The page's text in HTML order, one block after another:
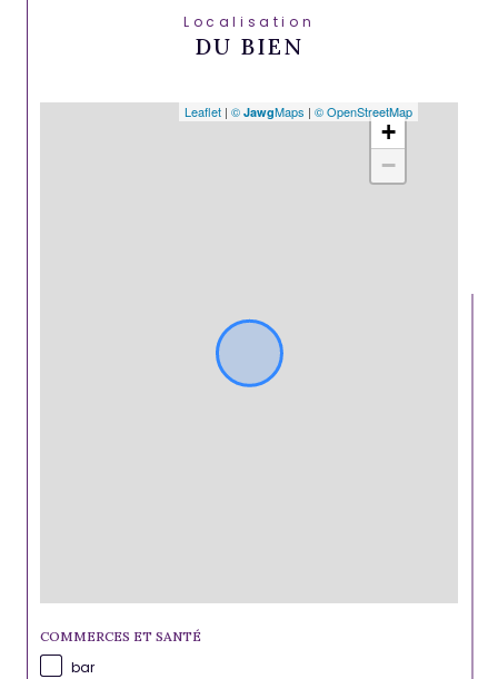
Localisation
DU BIEN
+
−
Leaflet | © JawgMaps | © OpenStreetMap
COMMERCES ET SANTÉ
bar